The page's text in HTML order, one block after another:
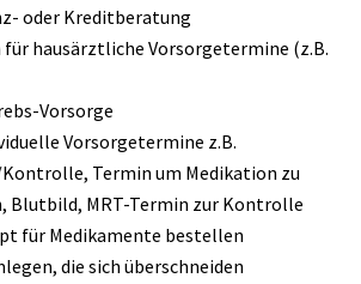
oder Kreditberatung
hausärztliche Vorsorgetermine (z.B.
Vorsorge
Vorsorgetermine z.B.
Termin um Medikation zu
Blutbild, MRT-Termin zur Kontrolle
für Medikamente bestellen
die sich überschneiden